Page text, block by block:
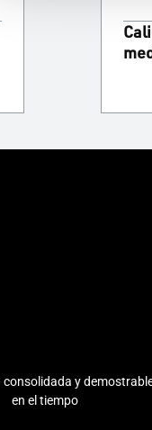
consolidada y
en el tiempo